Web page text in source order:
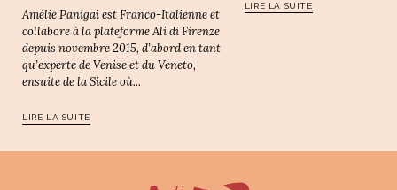
Amélie Panigai est Franco-Italienne et
collabore à la plateforme Ali di Firenze
depuis novembre 2015, d’abord en tant
qu’experte de Venise et du Veneto,
ensuite de la Sicile où...
LIRE LA SUITE
LIRE LA SUITE